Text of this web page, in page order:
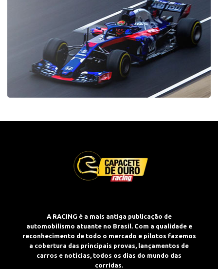
A RACING é a mais antiga publicação de
automobilismo atuante no Brasil. Com a qualidade e
reconhecimento de todo o mercado e pilotos fazemos
a cobertura das principais provas, lançamentos de
carros e notícias, todos os dias do mundo das
corridas.